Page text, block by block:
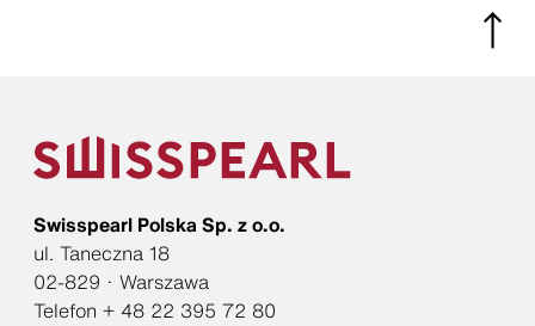
Swisspearl Polska Sp. z o.o.
ul. Taneczna 18
02-829 · Warszawa
Telefon + 48 22 395 72 80